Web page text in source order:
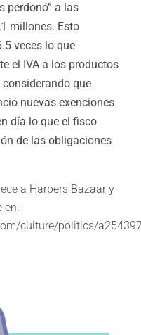
perdonó” a las
millones. Esto
veces lo que
el IVA a los productos
que
nuevas exenciones
día lo que el fisco
de las obligaciones
a Harpers Bazaar y
en:
culture/politics/